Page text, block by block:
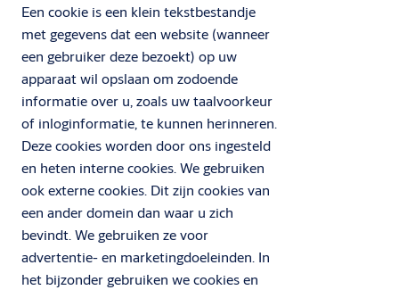
Een cookie is een klein tekstbestandje
met gegevens dat een website (wanneer
een gebruiker deze bezoekt) op uw
apparaat wil opslaan om zodoende
informatie over u, zoals uw taalvoorkeur
of inloginformatie, te kunnen herinneren.
Deze cookies worden door ons ingesteld
en heten interne cookies. We gebruiken
ook externe cookies. Dit zijn cookies van
een ander domein dan waar u zich
bevindt. We gebruiken ze voor
advertentie- en marketingdoeleinden. In
het bijzonder gebruiken we cookies en